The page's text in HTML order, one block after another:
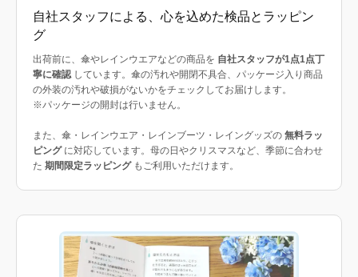
自社スタッフによる、心を込めた検品とラッピン
グ
出荷前に、傘やレインウエアなどの商品を 自社スタッフが1点1点丁
寧に確認しています。傘の汚れや開閉不具合、パッケージ入り商品
の外装の汚れや破損がないかをチェックしてお届けします。
※パッケージの開封は行いません。
また、傘・レインウエア・レインブーツ・レイングッズの 無料ラッ
ピングに対応しています。母の日やクリスマスなど、季節に合わせ
た 期間限定ラッピングもご利用いただけます。